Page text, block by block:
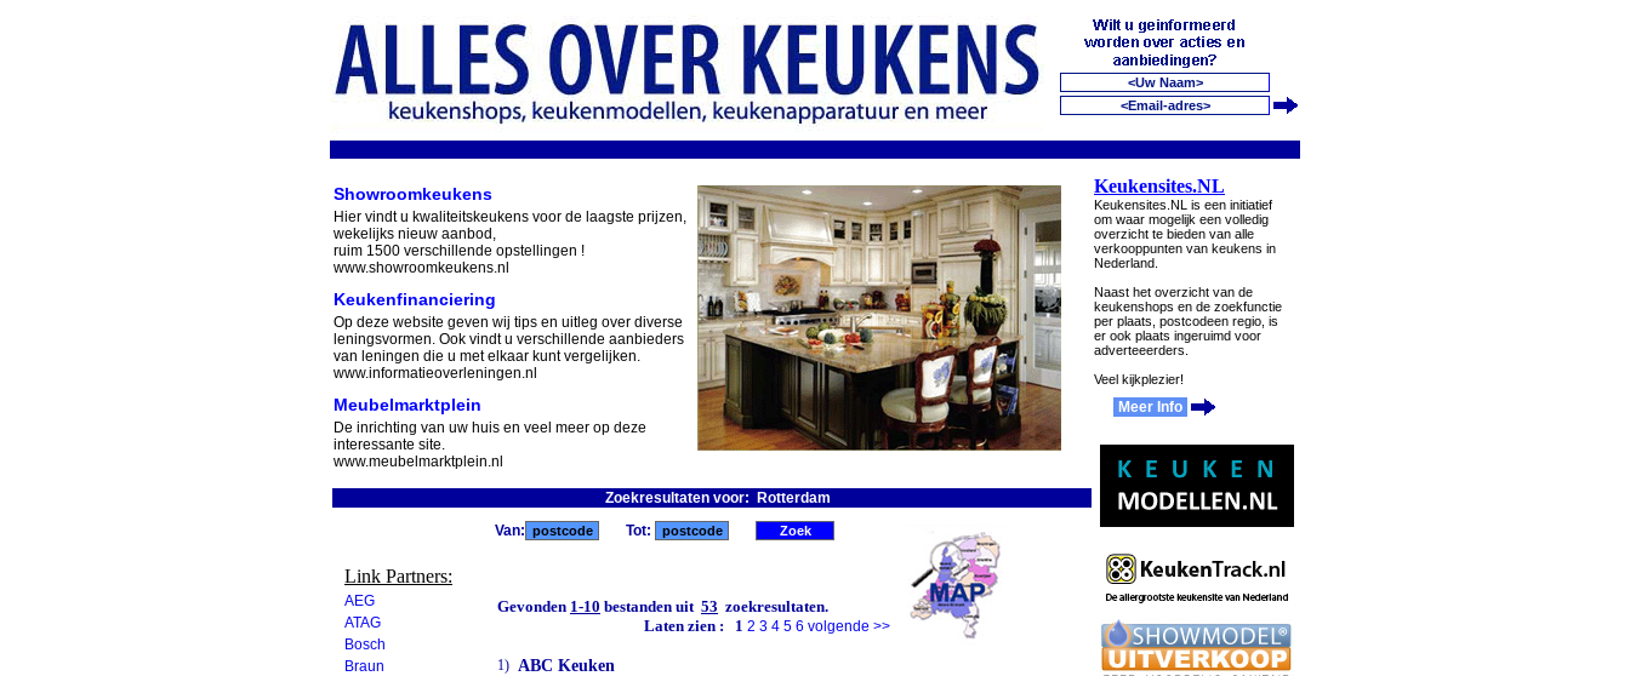
Showroomkeukens
Hier vindt u kwaliteitskeukens voor de laagste prijzen,
wekelijks nieuw aanbod,
ruim 1500 verschillende opstellingen !
www.showroomkeukens.nl
Keukenfinanciering
Op deze website geven wij tips en uitleg over diverse
leningsvormen. Ook vindt u verschillende aanbieders
van leningen die u met elkaar kunt vergelijken.
www.informatieoverleningen.nl
Meubelmarktplein
De inrichting van uw huis en veel meer op deze
interessante site.
www.meubelmarktplein.nl
Zoekresultaten voor: Rotterdam
Link Partners:
AEG
ATAG
Bosch
Braun
Van: Tot:
Gevonden 1-10 bestanden uit 53 zoekresultaten.
Laten zien :
1 2 3 4 5 6 volgende >>
1) ABC Keuken
Keukensites.NL
Keukensites.NL is een initiatief
om waar mogelijk een volledig
overzicht te bieden van alle
verkooppunten van keukens in
Nederland.
Naast het overzicht van de
keukenshops en de zoekfunctie
per plaats, postcodeen regio, is
er ook plaats ingeruimd voor
adverteeerders.
Veel kijkplezier!
Meer Info